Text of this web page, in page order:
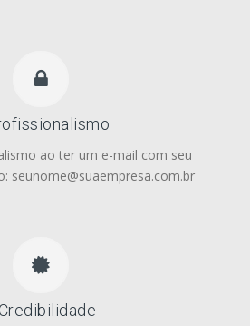
ao ter um e-mail com seu
seunome@suaempresa.com.br
Credibilidade